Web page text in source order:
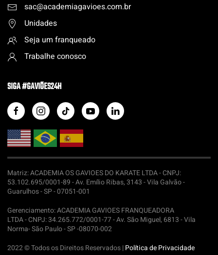
sac@academiagavioes.com.br
Unidades
Seja um franqueado
Trabalhe conosco
SIGA #GAVIÕES24H
Matriz: ACADEMIA OS GAVIOES DO KARATE LTDA -CNPJ:
53.102.695/0001-89 - Av. Emílio Ribas, 3143 - Vila Galvão -
Guarulhos - SP - 07051-001
Gerenciamento: ACADEMIA GAVIOES FRANQUEADORA
LTDA -CNPJ: 34.265.772/0001-77 - Av. São Miguel, 6813 - Vila
Norma- São Paulo - SP -08070-002
2022 © Todos os Direitos Reservados |Política de Privacidade